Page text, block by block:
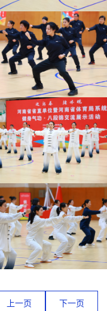
上一页 下一页